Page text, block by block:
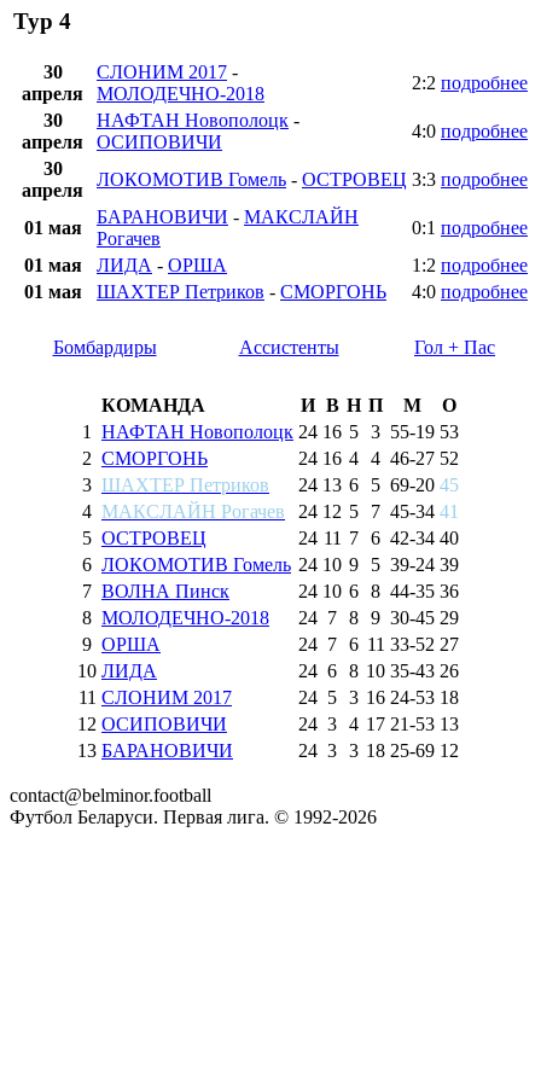
Тур 4
30
апреля
СЛОНИМ 2017 -
МОЛОДЕЧНО-2018
2:2 подробнее
30
апреля
НАФТАН Новополоцк -
ОСИПОВИЧИ
4:0 подробнее
30
апреля
ЛОКОМОТИВ Гомель - ОСТРОВЕЦ 3:3 подробнее
01 мая
БАРАНОВИЧИ - МАКСЛАЙН
Рогачев
0:1 подробнее
01 мая
ЛИДА - ОРША 1:2 подробнее
01 мая
ШАХТЕР Петриков - СМОРГОНЬ 4:0 подробнее
Бомбардиры Ассистенты Гол + Пас
КОМАНДА И В Н П М
О
1
НАФТАН Новополоцк 24 16 5 3 55-19 53
2 СМОРГОНЬ 24 16 4 4 46-27 52
3 ШАХТЕР Петриков 24 13 6 5 69-20 45
4 МАКСЛАЙН Рогачев 24 12 5 7 45-34 41
5 ОСТРОВЕЦ 24 11 7 6 42-34 40
6 ЛОКОМОТИВ Гомель 24 10 9 5 39-24 39
7 ВОЛНА Пинск 24 10 6 8 44-35 36
8 МОЛОДЕЧНО-2018 24 7 8 9 30-45 29
9 ОРША 24 7 6 11 33-52 27
10 ЛИДА 24 6 8 10 35-43 26
11 СЛОНИМ 2017 24 5 3 16 24-53 18
12 ОСИПОВИЧИ 24 3 4 17 21-53 13
13 БАРАНОВИЧИ 24 3 3 18 25-69 12
contact@belminor.football
Футбол Беларуси. Первая лига. © 1992-2026